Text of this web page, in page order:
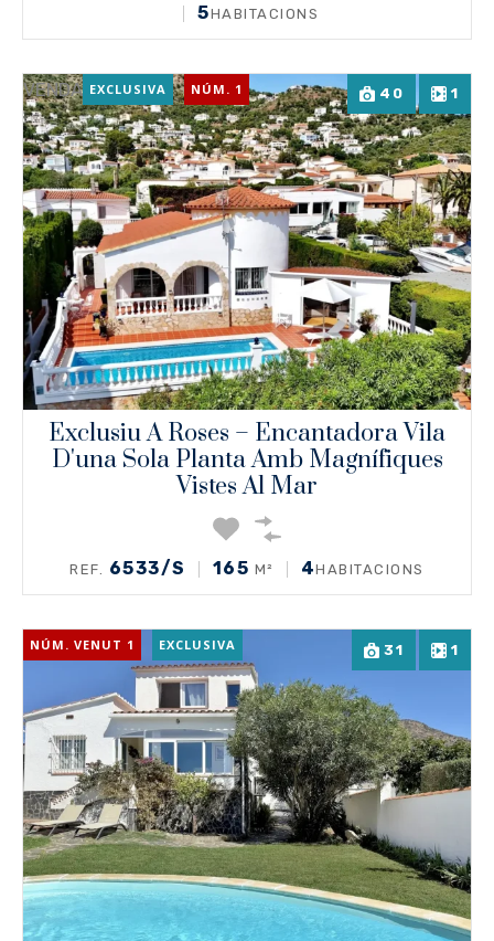
5HABITACIONS
40 1
VENDA EXCLUSIVA NÚM. 1
Exclusiu A Roses – Encantadora Vila
D'una Sola Planta Amb Magnífiques
Vistes Al Mar
REF. 6533/S 165 M² 4HABITACIONS
31 1
NÚM. VENUT 1 EXCLUSIVA